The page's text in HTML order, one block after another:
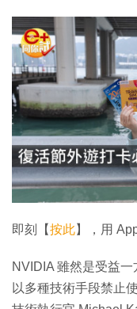
即刻【按此】，用
NVIDIA 雖然是受益
以多種技術手段禁止